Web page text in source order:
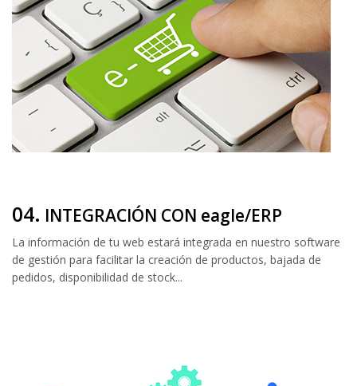
04. INTEGRACIÓN CON eagle/ERP
La información de tu web estará integrada en nuestro software
de gestión para facilitar la creación de productos, bajada de
pedidos, disponibilidad de stock...